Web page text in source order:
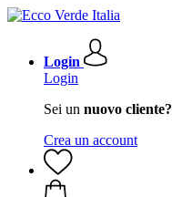
Login
Login
Sei un nuovo cliente?
Crea un account